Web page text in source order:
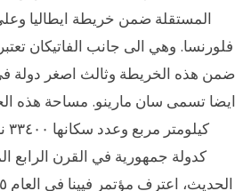
المستقلة ضمن خريطة ايطاليا
فلورنسا. وهي الى جانب الفاتيكان
ضمن هذه الخريطة وثالث اصغر دولة
كدولة جمهورية في القرن الرابع